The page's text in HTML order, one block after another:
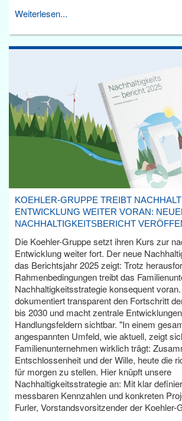
Weiterlesen...
KOEHLER-GRUPPE TREIBT
ENTWICKLUNG WEITER VORAN:
NACHHALTIGKEITSBERICHT
Die Koehler-Gruppe setzt ihren Kurs zur
Entwicklung weiter fort. Der neue
das Berichtsjahr 2025 zeigt: Trotz
Rahmenbedingungen treibt das
Nachhaltigkeitsstrategie konsequent
dokumentiert transparent den Fortschritt
bis 2030 und macht zentrale
Handlungsfeldern sichtbar. "In einem
angespannten Umfeld, wie aktuell, zeigt
Familienunternehmen wirklich trägt:
Entschlossenheit und der Wille, heute die
für morgen zu stellen. Hier knüpft unsere
Nachhaltigkeitsstrategie an: Mit klar
messbaren Kennzahlen und konkreten
Furler, Vorstandsvorsitzender der Koehler-